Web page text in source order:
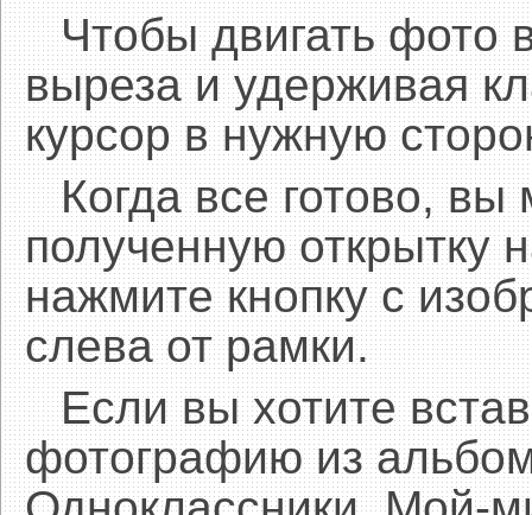
Чтобы двигать фото
выреза и удерживая
курсор в нужную
Когда все готово,
полученную открытку
нажмите кнопку с
слева от рамки.
Если вы хотите
фотографию из